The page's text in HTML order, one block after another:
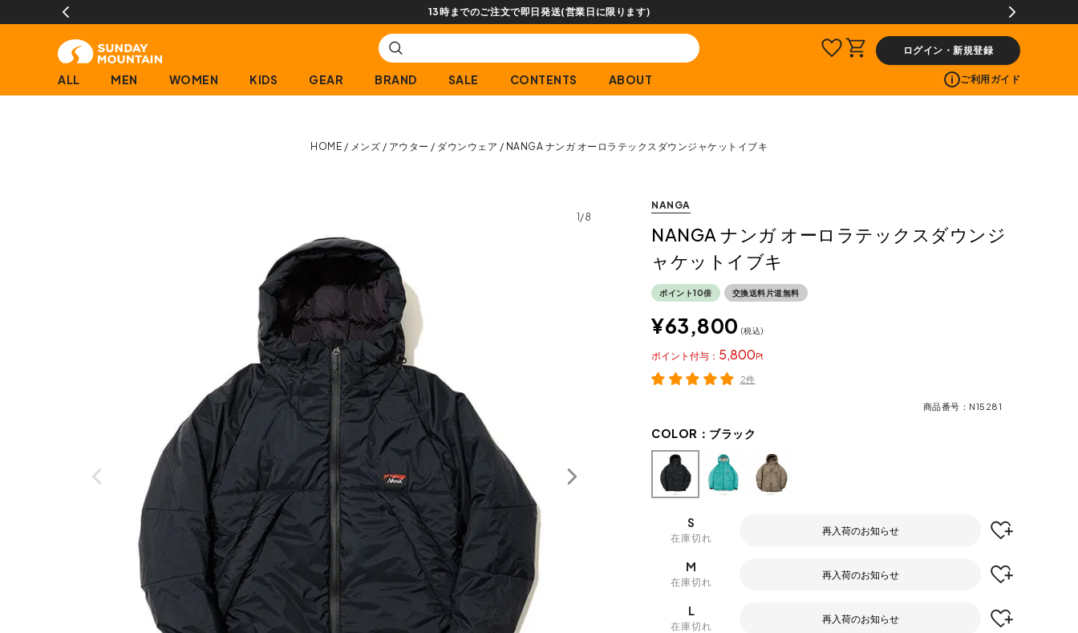
【会員限定】交換送料片道無料サービス
ログイン・新規登録
ALL MEN WOMEN KIDS GEAR BRAND SALE CONTENTS ABOUT ご利用ガイド
HOME メンズ アウター ダウンウェア NANGA ナンガ オーロラテックスダウンジャケットイブキ
1/8
NANGA
NANGA ナンガ オーロラテックスダウンジ
ャケットイブキ
ポイント10倍 交換送料片道無料
¥63,800 税込
5,800
ポイント
2件
商品番号 N15281
COLOR： ブラック
S
在庫切れ
再入荷のお知らせ
M
在庫切れ
再入荷のお知らせ
L
在庫切れ
再入荷のお知らせ